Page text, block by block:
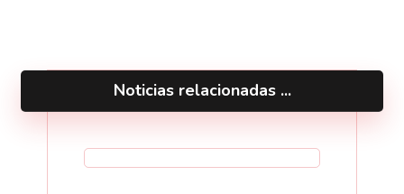
Noticias relacionadas ...